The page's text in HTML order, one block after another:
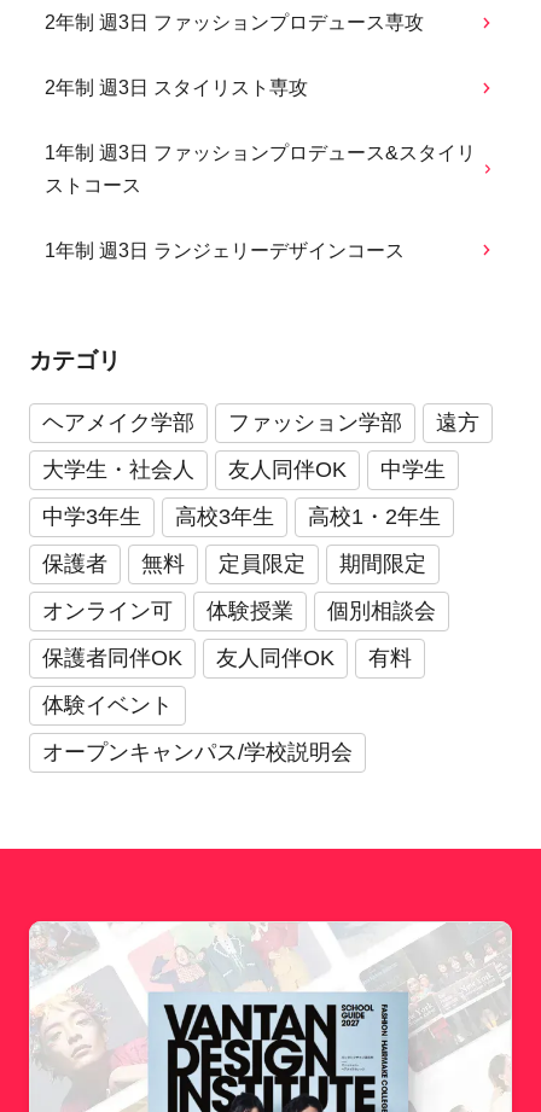
2年制 週3日 ファッションプロデュース専攻
2年制 週3日 スタイリスト専攻
1年制 週3日 ファッションプロデュース&スタイリ
ストコース
1年制 週3日 ランジェリーデザインコース
カテゴリ
ヘアメイク学部 ファッション学部
遠方
大学生・社会人
友人同伴OK
中学生
中学3年生
高校3年生
高校1・2年生
保護者
無料 定員限定
期間限定
オンライン可
体験授業
個別相談会
保護者同伴OK
友人同伴OK
有料
体験イベント
オープンキャンパス/学校説明会